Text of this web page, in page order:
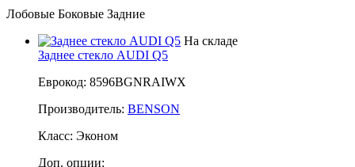
Лобовые Боковые Задние
На складе
Заднее стекло AUDI Q5
Еврокод: 8596BGNRAIWX
Производитель: BENSON
Класс: Эконом
Доп. опции: